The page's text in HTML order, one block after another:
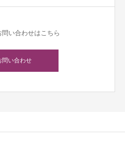
い合わせはこちら
問い合わせ